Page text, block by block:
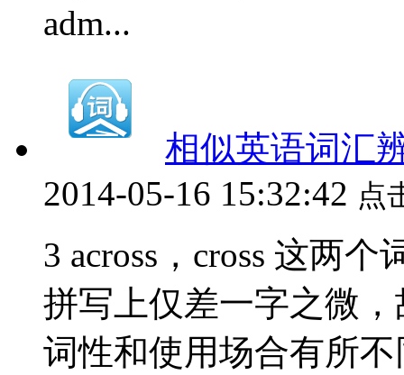
adm...
相似英语词汇
2014-05-16 15:32:42 点
3 across，cross 这两
拼写上仅差一字之微
词性和使用场合有所不